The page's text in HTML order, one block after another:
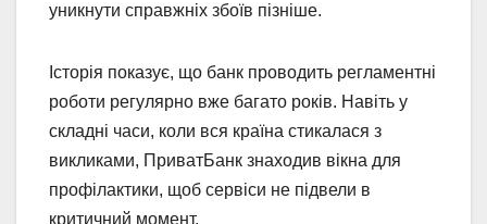
уникнути справжніх збоїв пізніше.
Історія показує, що банк проводить регламентні
роботи регулярно вже багато років. Навіть у
складні часи, коли вся країна стикалася з
викликами, ПриватБанк знаходив вікна для
профілактики, щоб сервіси не підвели в
критичний момент.